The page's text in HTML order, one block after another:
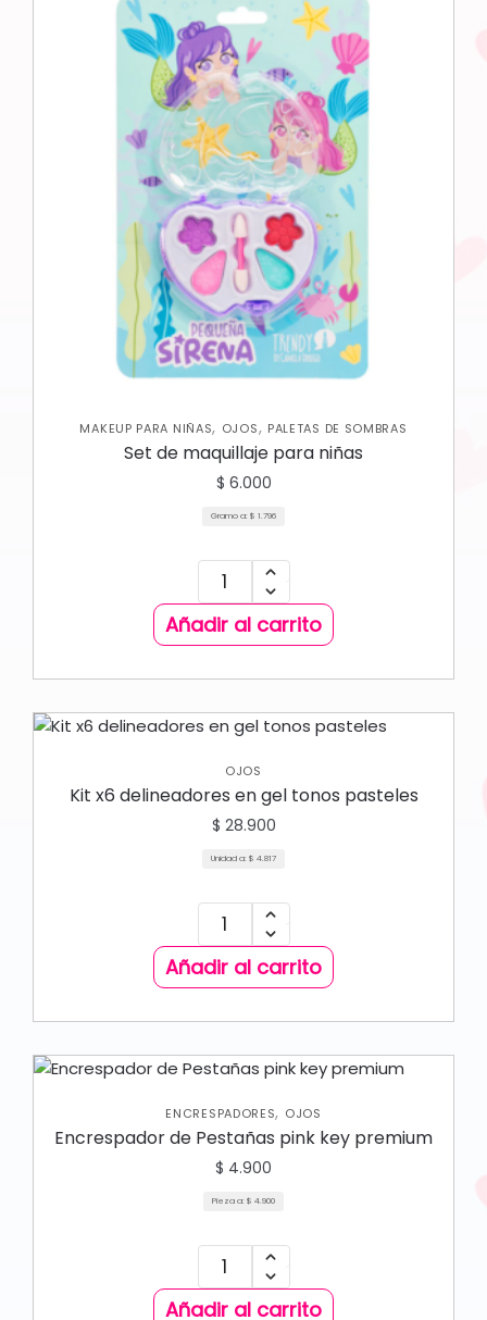
MAKEUP PARA NIÑAS, OJOS, PALETAS DE SOMBRAS
Set de maquillaje para niñas
$ 6.000
Gramo a: $ 1.796
Añadir al carrito
OJOS
Kit x6 delineadores en gel tonos pasteles
$ 28.900
Unidad a: $ 4.817
Añadir al carrito
ENCRESPADORES, OJOS
Encrespador de Pestañas pink key premium
$ 4.900
Pieza a: $ 4.900
Añadir al carrito